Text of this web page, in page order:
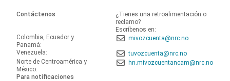
Contáctenos
¿Tienes una retroalimentación o
reclamo?
Escríbenos en:
Colombia, Ecuador y
Panamá:
mivozcuenta@nrc.no
Venezuela:
tuvozcuenta@nrc.no
Norte de Centroamérica y
México:
hn.mivozcuentancam@nrc.no
Para notificaciones